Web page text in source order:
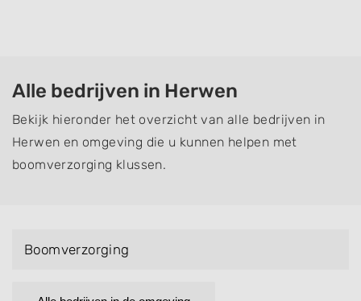
Alle bedrijven in Herwen
Bekijk hieronder het overzicht van alle bedrijven in
Herwen en omgeving die u kunnen helpen met
boomverzorging klussen.
Boomverzorging